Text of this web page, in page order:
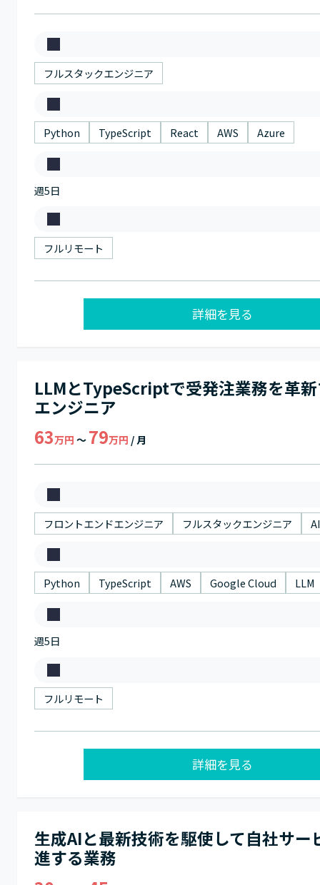
募
集
種
フルスタックエンジニア
ス
キ
Python TypeScript React AWS Azure
稼
働
日
数
週5日
働
き
フルリモート
詳細を見る
LLMとTypeScriptで受発注業務を革
エンジニア
63万円 ～ 79万円 / 月
募
集
職
種
フロントエンドエンジニア フルスタックエンジニア
ス
キ
Python TypeScript AWS Google Cloud LLM
稼
働
日
数
週5日
働
き
フルリモート
詳細を見る
生成AIと最新技術を駆使して自社サー
進する業務